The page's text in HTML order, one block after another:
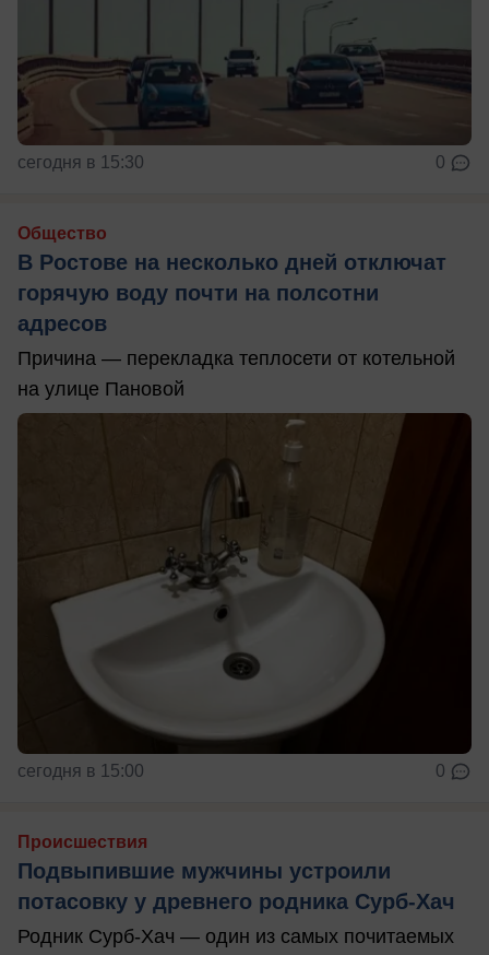
сегодня в 15:30 0
Общество
В Ростове на несколько дней отключат
горячую воду почти на полсотни
адресов
Причина — перекладка теплосети от котельной
на улице Пановой
сегодня в 15:00 0
Происшествия
Подвыпившие мужчины устроили
потасовку у древнего родника Сурб-Хач
Родник Сурб-Хач — один из самых почитаемых